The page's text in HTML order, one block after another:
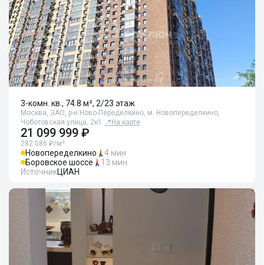
3-комн. кв., 74.8 м², 2/23 этаж
Москва, ЗАО, р-н Ново-Переделкино, м. Новопеределкино,
Чоботовская улица, 2к1
📍 На карте
21 099 999 ₽
282 086 ₽/м²
Новопеределкино
4 мин
Боровское шоссе
13 мин
ИсточникЦИАН